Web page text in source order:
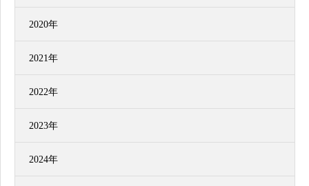
2020年
2021年
2022年
2023年
2024年